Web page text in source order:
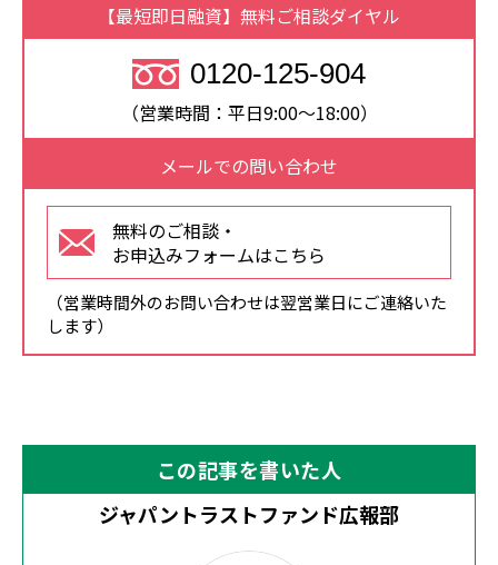
【最短即日融資】無料ご相談ダイヤル
0120-125-904
（営業時間：平日9:00～18:00）
メールでの問い合わせ
無料のご相談・
お申込みフォームはこちら
（営業時間外のお問い合わせは翌営業日にご連絡いた
します）
この記事を書いた人
ジャパントラストファンド広報部